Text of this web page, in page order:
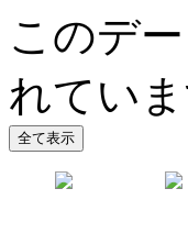
このデ
れていま